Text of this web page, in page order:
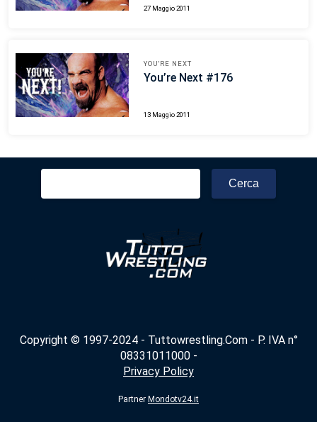
27 Maggio 2011
YOU'RE NEXT
You’re Next #176
13 Maggio 2011
Ricerca
Copyright © 1997-2024 - Tuttowrestling.Com - P. IVA n°
08331011000 -
Privacy Policy
Partner Mondotv24.it